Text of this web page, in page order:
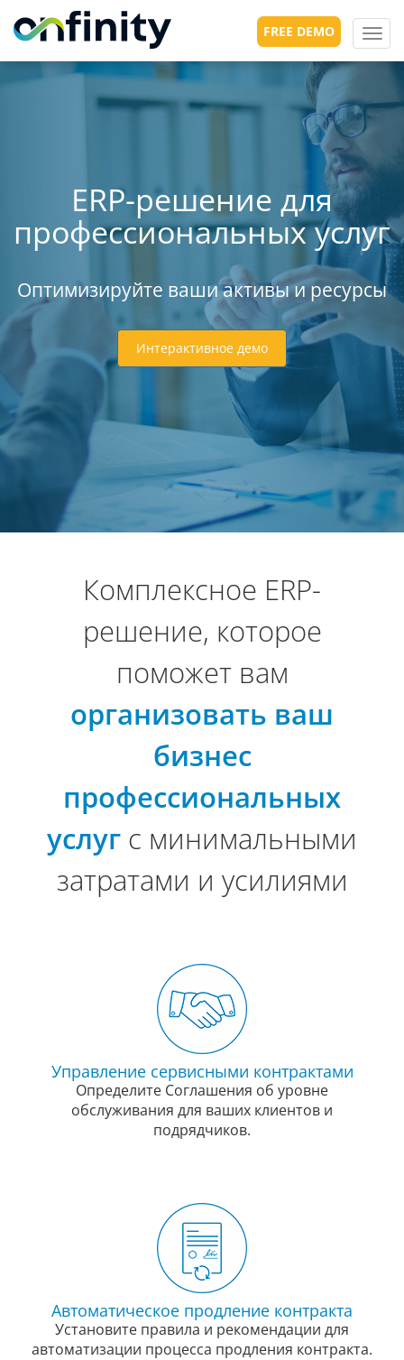
FREE DEMO
ERP-решение для
профессиональных услуг
Оптимизируйте ваши активы и ресурсы
Интерактивное демо
Комплексное ERP-
решение, которое
поможет вам
организовать ваш
бизнес
профессиональных
услуг с минимальными
затратами и усилиями
Управление сервисными контрактами
Определите Соглашения об уровне
обслуживания для ваших клиентов и
подрядчиков.
Автоматическое продление контракта
Установите правила и рекомендации для
автоматизации процесса продления контракта.